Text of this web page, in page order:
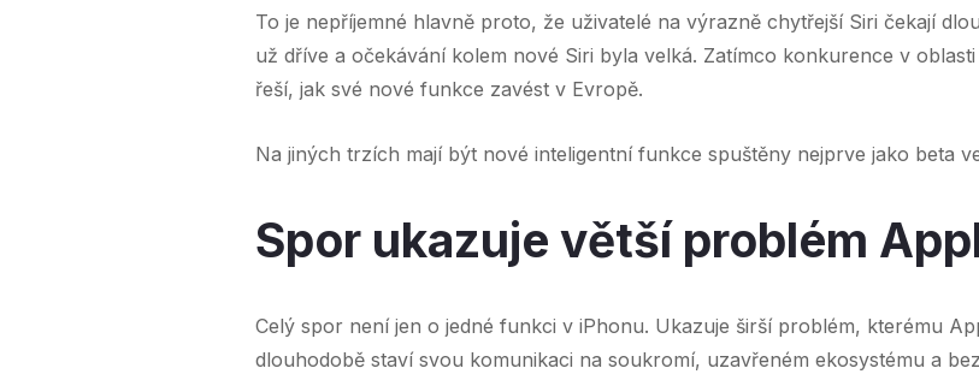
To je nepříjemné hlavně proto, že uživatelé na výrazně chytřejší Siri čekají
už dříve a očekávání kolem nové Siri byla velká. Zatímco konkurence v
řeší, jak své nové funkce zavést v Evropě.
Na jiných trzích mají být nové inteligentní funkce spuštěny nejprve jako beta
Spor ukazuje větší problém
Celý spor není jen o jedné funkci v iPhonu. Ukazuje širší problém, kterému
dlouhodobě staví svou komunikaci na soukromí, uzavřeném ekosystému a